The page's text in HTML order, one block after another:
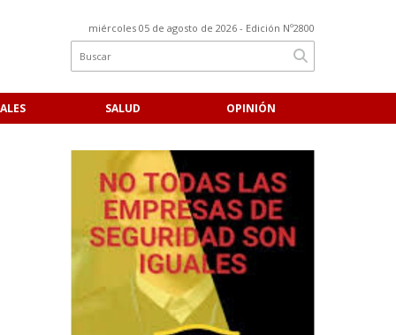
miércoles 05 de agosto de 2026 - Edición Nº2800
SALUD OPINIÓN